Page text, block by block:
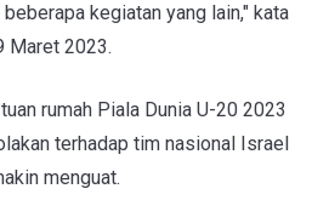
kegiatan yang lain," kata
Maret 2023.
rumah Piala Dunia U-20 2023
terhadap tim nasional Israel
menguat.